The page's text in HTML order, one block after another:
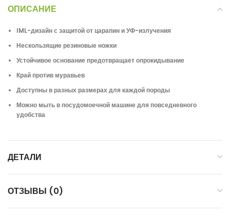
ОПИСАНИЕ
IML-дизайн с защитой от царапин и УФ-излучения
Нескользящие резиновые ножки
Устойчивое основание предотвращает опрокидывание
Край против муравьев
Доступны в разных размерах для каждой породы
Можно мыть в посудомоечной машине для повседневного
удобства
ДЕТАЛИ
ОТЗЫВЫ (0)